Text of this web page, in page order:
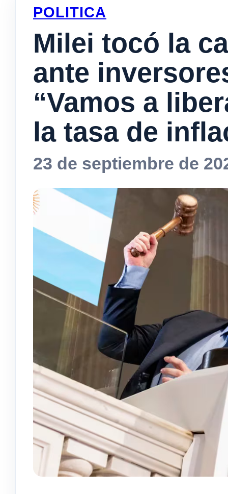
POLITICA
Milei tocó la
ante
“Vamos a
la tasa de
23 de septiembre de